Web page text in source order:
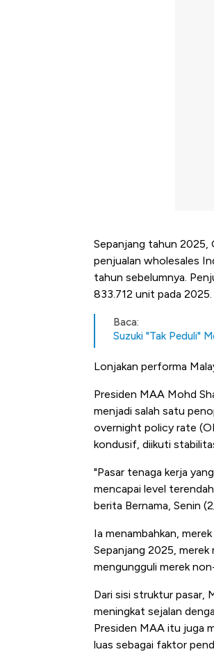
Sepanjang tahun 2025,
penjualan wholesales
tahun sebelumnya.
833.712 unit pada 2025.
Baca:
Suzuki "Tak Peduli"
Lonjakan performa
Presiden MAA Mohd
menjadi salah satu
overnight policy rate
kondusif, diikuti
"Pasar tenaga kerja
mencapai level
berita Bernama, Senin
Ia menambahkan,
Sepanjang 2025,
mengungguli merek
Dari sisi struktur pasar,
meningkat sejalan
Presiden MAA itu juga
luas sebagai faktor